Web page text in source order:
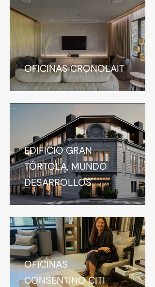
OFICINAS CRONOLAIT
EDIFICIO GRAN
TÓRTOLA, MUNDO
DESARROLLOS
OFICINAS
CONSENTINO CITI